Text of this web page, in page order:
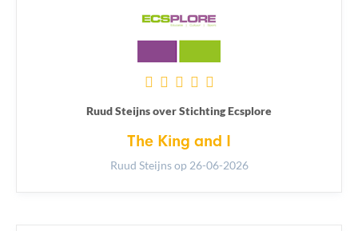
Ruud Steijns over Stichting Ecsplore
The King and I
Ruud Steijnsop 26-06-2026